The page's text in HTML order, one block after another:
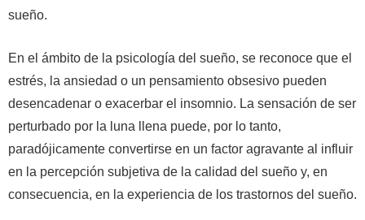
sueño.
En el ámbito de la psicología del sueño, se reconoce que el
estrés, la ansiedad o un pensamiento obsesivo pueden
desencadenar o exacerbar el insomnio. La sensación de ser
perturbado por la luna llena puede, por lo tanto,
paradójicamente convertirse en un factor agravante al influir
en la percepción subjetiva de la calidad del sueño y, en
consecuencia, en la experiencia de los trastornos del sueño.